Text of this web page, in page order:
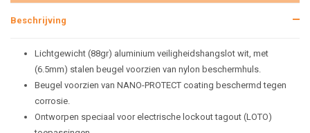
Beschrijving
Lichtgewicht (88gr) aluminium veiligheidshangslot wit, met
(6.5mm) stalen beugel voorzien van nylon beschermhuls.
Beugel voorzien van NANO-PROTECT coating beschermd tegen
corrosie.
Ontworpen speciaal voor electrische lockout tagout (LOTO)